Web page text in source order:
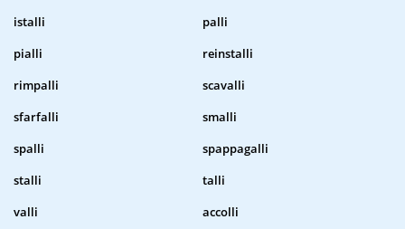
istalli
palli
pialli
reinstalli
rimpalli
scavalli
sfarfalli
smalli
spalli
spappagalli
stalli
talli
valli
accolli